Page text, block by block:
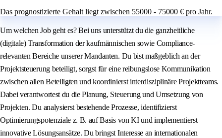
Das prognostizierte Gehalt liegt zwischen 55000 - 75000 € pro Jahr.
Um welchen Job geht es? Bei uns unterstützt du die ganzheitliche
(digitale) Transformation der kaufmännischen sowie Compliance-
relevanten Bereiche unserer Mandanten. Du bist maßgeblich an der
Projektsteuerung beteiligt, sorgst für eine reibungslose Kommunikation
zwischen allen Beteiligten und koordinierst interdisziplinäre Projektteams.
Dabei verantwortest du die Planung, Steuerung und Umsetzung von
Projekten. Du analysierst bestehende Prozesse, identifizierst
Optimierungspotenziale z. B. auf Basis von KI und implementierst
innovative Lösungsansätze. Du bringst Interesse an internationalen